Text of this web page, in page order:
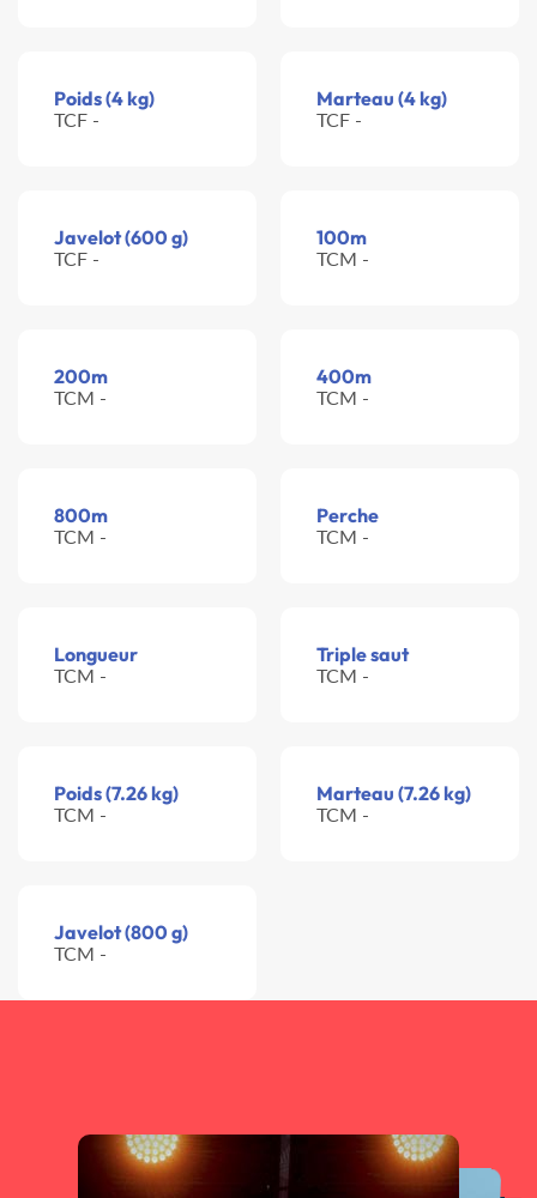
Poids (4 kg)
TCF -
Marteau (4 kg)
TCF -
Javelot (600 g)
TCF -
100m
TCM -
200m
TCM -
400m
TCM -
800m
TCM -
Perche
TCM -
Longueur
TCM -
Triple saut
TCM -
Poids (7.26 kg)
TCM -
Marteau (7.26 kg)
TCM -
Javelot (800 g)
TCM -